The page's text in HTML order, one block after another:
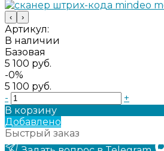
‹ ›
Артикул:
В наличии
Базовая
5 100 руб.
-0%
5 100 руб.
-
+
В корзину
Добавлено
Быстрый заказ